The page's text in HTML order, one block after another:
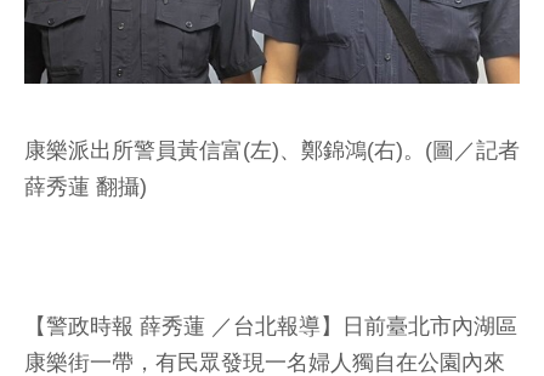
康樂派出所警員黃信富(左)、鄭錦鴻(右)。(圖／記者
薛秀蓮 翻攝)
【警政時報 薛秀蓮 ／台北報導】日前臺北市內湖區
康樂街一帶，有民眾發現一名婦人獨自在公園內來